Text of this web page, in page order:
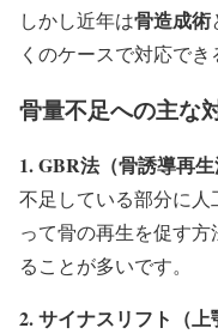
しかし近年は骨造成術
くのケースで対応でき
骨量不足への主な
1. GBR法（骨誘導再生
不足している部分に
って骨の再生を促す
ることが多いです。
2. サイナスリフト（上